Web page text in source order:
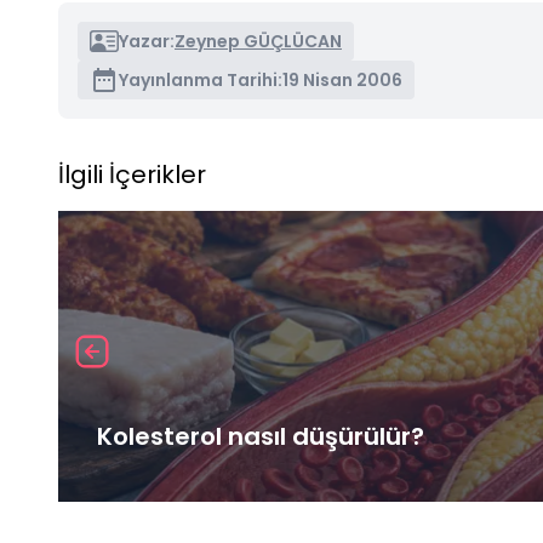
Yazar:Zeynep GÜÇLÜCAN
Yayınlanma Tarihi:19 Nisan 2006
İlgili İçerikler
Kolesterol nasıl düşürülür?